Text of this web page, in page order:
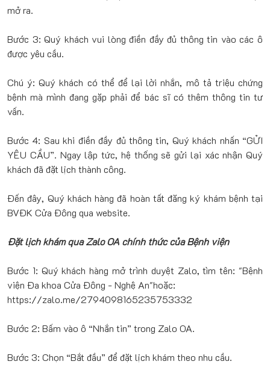
mở ra.
Bước 3: Quý khách vui lòng điền đầy đủ thông tin vào các ô
được yêu cầu.
Chú ý: Quý khách có thể để lại lời nhắn, mô tả triệu chứng
bệnh mà mình đang gặp phải để bác sĩ có thêm thông tin tư
vấn.
Bước 4: Sau khi điền đầy đủ thông tin, Quý khách nhấn “GỬI
YÊU CẦU”. Ngay lập tức, hệ thống sẽ gửi lại xác nhận Quý
khách đã đặt lịch thành công.
Đến đây, Quý khách hàng đã hoàn tất đăng ký khám bệnh tại
BVĐK Cửa Đông qua website.
Đặt lịch khám qua Zalo OA chính thức của Bệnh viện
Bước 1: Quý khách hàng mở trình duyệt Zalo, tìm tên: "Bệnh
viện Đa khoa Cửa Đông - Nghệ An"hoặc:
https://zalo.me/2794098165235753332
Bước 2: Bấm vào ô “Nhắn tin” trong Zalo OA.
Bước 3: Chọn “Bắt đầu” để đặt lịch khám theo nhu cầu.